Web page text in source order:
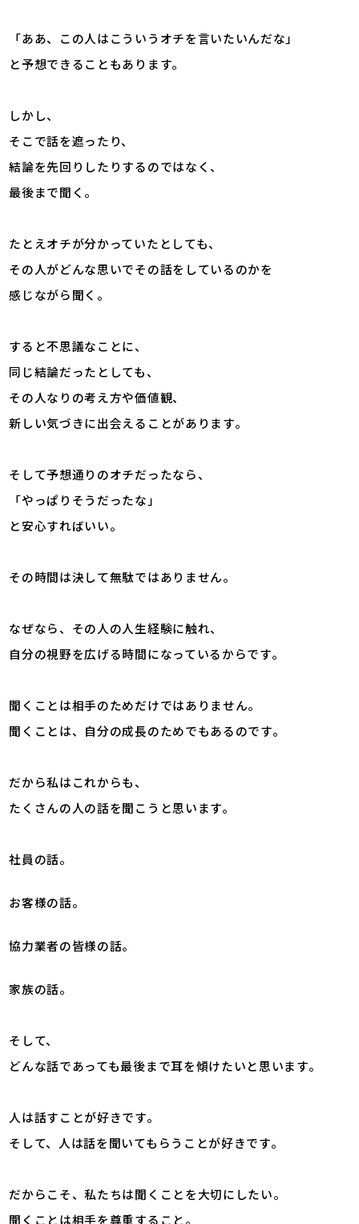
「ああ、この人はこういうオチを言いたいんだな」
と予想できることもあります。
しかし、
そこで話を遮ったり、
結論を先回りしたりするのではなく、
最後まで聞く。
たとえオチが分かっていたとしても、
その人がどんな思いでその話をしているのかを
感じながら聞く。
すると不思議なことに、
同じ結論だったとしても、
その人なりの考え方や価値観、
新しい気づきに出会えることがあります。
そして予想通りのオチだったなら、
「やっぱりそうだったな」
と安心すればいい。
その時間は決して無駄ではありません。
なぜなら、その人の人生経験に触れ、
自分の視野を広げる時間になっているからです。
聞くことは相手のためだけではありません。
聞くことは、自分の成長のためでもあるのです。
だから私はこれからも、
たくさんの人の話を聞こうと思います。
社員の話。
お客様の話。
協力業者の皆様の話。
家族の話。
そして、
どんな話であっても最後まで耳を傾けたいと思います。
人は話すことが好きです。
そして、人は話を聞いてもらうことが好きです。
だからこそ、私たちは聞くことを大切にしたい。
聞くことは相手を尊重すること。